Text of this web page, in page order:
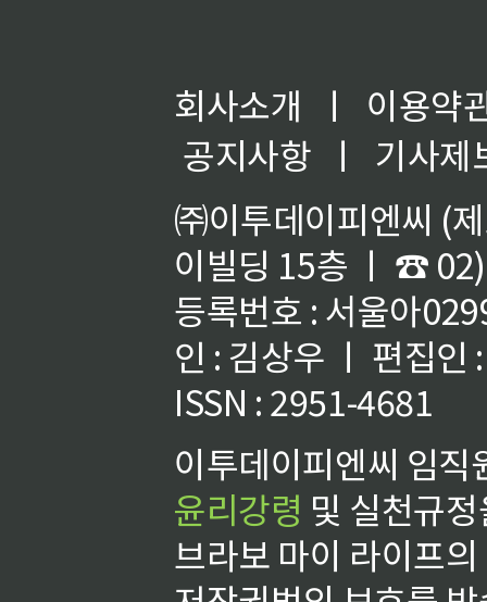
회사소개 ㅣ
이용약
공지사항
ㅣ
기사제
㈜이투데이피엔씨 (
이빌딩 15층 ㅣ ☎
등록번호 : 서울아
인 : 김상우 ㅣ 편집인
ISSN : 2951-4681
이투데이피엔씨 임
윤리강령 및 실천규
브라보 마이 라이프